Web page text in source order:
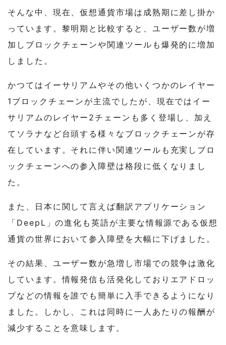
そんな中、現在、仮想通貨市場は成熟期に差し掛か
っています。黎明期と比較すると、ユーザー数が増
加しブロックチェーンや関連ツールも爆発的に増加
しました。
かつてはイーサリアムやその他いくつかのレイヤー
1ブロックチェーンが主流でしたが、現在ではイー
サリアムのレイヤー2チェーンも多く登場し、加え
てソラナなど台頭する様々なブロックチェーンが存
在しています。それに伴い関連ツールも充実しブロ
ックチェーンへの参入障壁は格段に低くなりまし
た。
また、日本に関して言えば翻訳アプリケーション
「DeepL」の進化も英語が主要な情報源である仮想
通貨の世界において参入障壁を大幅に下げました。
その結果、ユーザー数が急増し市場での競争は激化
しています。情報発信も活発化しておりエアドロッ
プなどの情報を誰でも簡単に入手できるようになり
ました。しかし、これは同時に一人あたりの報酬が
減少することを意味します。